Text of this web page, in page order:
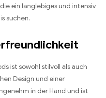
ein langlebiges und intensiv
suchen.
ist sowohl stilvoll als auch
Design und einer
in der Hand und ist